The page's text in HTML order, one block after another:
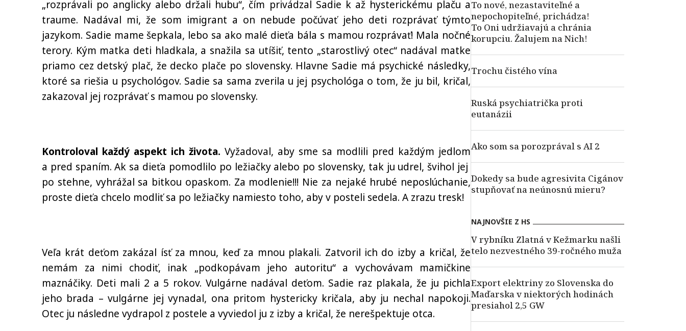
„rozprávali po anglicky alebo držali hubu“, čím privádzal Sadie k až hysterickému plaču a
traume. Nadával mi, že som imigrant a on nebude počúvať jeho deti rozprávať týmto
jazykom. Sadie mame šepkala, lebo sa ako malé dieťa bála s mamou rozprávať! Mala nočné
terory. Kým matka deti hladkala, a snažila sa utíšiť, tento „starostlivý otec“ nadával matke
priamo cez detský plač, že decko plače po slovensky. Hlavne Sadie má psychické následky,
ktoré sa riešia u psychológov. Sadie sa sama zverila u jej psychológa o tom, že ju bil, kričal,
zakazoval jej rozprávať s mamou po slovensky.
Kontroloval každý aspekt ich života. Vyžadoval, aby sme sa modlili pred každým jedlom
a pred spaním. Ak sa dieťa pomodlilo po ležiačky alebo po slovensky, tak ju udrel, švihol jej
po stehne, vyhrážal sa bitkou opaskom. Za modlenie!!! Nie za nejaké hrubé neposlúchanie,
proste dieťa chcelo modliť sa po ležiačky namiesto toho, aby v posteli sedela. A zrazu tresk!
Veľa krát deťom zakázal ísť za mnou, keď za mnou plakali. Zatvoril ich do izby a kričal, že
nemám za nimi chodiť, inak „podkopávam jeho autoritu“ a vychovávam mamičkine
maznáčiky. Deti mali 2 a 5 rokov. Vulgárne nadával deťom. Sadie raz plakala, že ju pichla
jeho brada – vulgárne jej vynadal, ona pritom hystericky kričala, aby ju nechal napokoji.
Otec ju následne vydrapol z postele a vyviedol ju z izby a kričal, že nerešpektuje otca.
To nové, nezastaviteľné a
nepochopiteľné, prichádza!
To Oni udržiavajú a chránia
korupciu. Žalujem na Nich!
Trochu čistého vína
Ruská psychiatrička proti
eutanázii
Ako som sa porozprával s AI 2
Dokedy sa bude agresivita Cigánov
stupňovať na neúnosnú mieru?
NAJNOVŠIE Z HS
V rybníku Zlatná v Kežmarku našli
telo nezvestného 39-ročného muža
Export elektriny zo Slovenska do
Maďarska v niektorých hodinách
presiahol 2,5 GW